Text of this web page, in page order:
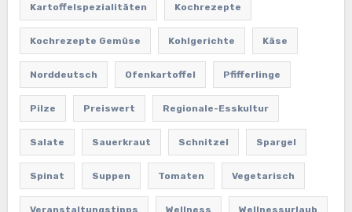
Kartoffelspezialitäten Kochrezepte
Kochrezepte Gemüse Kohlgerichte Käse
Norddeutsch Ofenkartoffel Pfifferlinge
Pilze Preiswert Regionale-Esskultur
Salate Sauerkraut Schnitzel Spargel
Spinat Suppen Tomaten Vegetarisch
Veranstaltungstipps Wellness Wellnessurlaub